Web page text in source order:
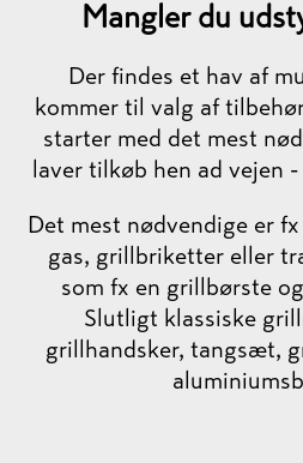
Mangler du
Der findes et hav af
kommer til valg af
starter med det mest
laver tilkøb hen ad vejen
Det mest nødvendige er
gas, grillbriketter eller
som fx en grillbørste
Slutligt klassiske
grillhandsker, tangsæt,